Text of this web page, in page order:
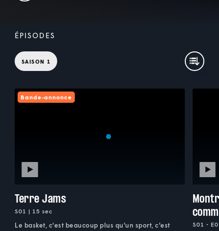
ÉPISODES
SAISON 1
Bande-annonce
Terre Jams
S01 | 15 sec
Le basket, c'est beaucoup plus qu'un sport, c'est
S01 •